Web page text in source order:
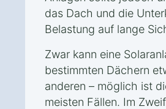
das Dach und die
Belastung auf lange
Zwar kann eine
bestimmten Dächern
anderen – möglich ist
meisten Fällen. Im